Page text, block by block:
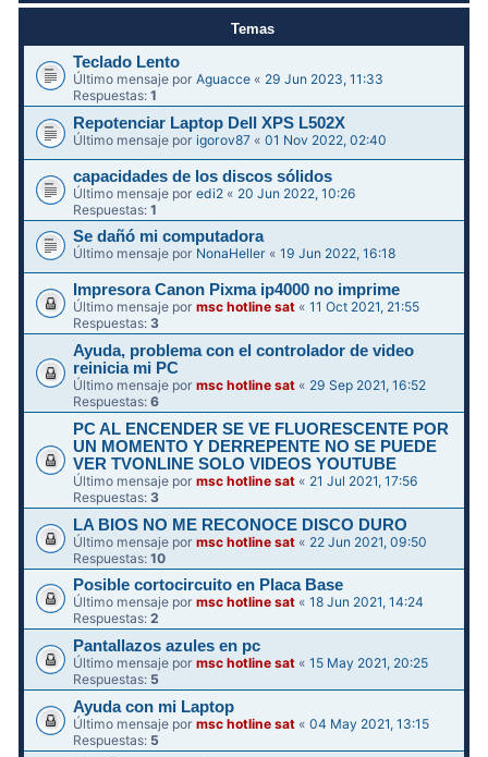
Temas
Teclado Lento
Último mensaje porAguacce « 29 Jun 2023, 11:33
Respuestas:1
Repotenciar Laptop Dell XPS L502X
Último mensaje porigorov87 «01 Nov 2022, 02:40
capacidades de los discos sólidos
Último mensaje poredi2 « 20 Jun 2022, 10:26
Respuestas:1
Se dañó mi computadora
Último mensaje por NonaHeller «19 Jun 2022, 16:18
Impresora Canon Pixma ip4000 no imprime
Último mensaje pormsc hotline sat «11 Oct 2021, 21:55
Respuestas:3
Ayuda, problema con el controlador de video
reinicia mi PC
Último mensaje pormsc hotline sat « 29 Sep 2021, 16:52
Respuestas:6
PC AL ENCENDER SE VE FLUORESCENTE POR
UN MOMENTO Y DERREPENTE NO SE PUEDE
VER TVONLINE SOLO VIDEOS YOUTUBE
Último mensaje pormsc hotline sat « 21 Jul 2021, 17:56
Respuestas:3
LA BIOS NO ME RECONOCE DISCO DURO
Último mensaje pormsc hotline sat « 22 Jun 2021, 09:50
Respuestas:10
Posible cortocircuito en Placa Base
Último mensaje pormsc hotline sat «18 Jun 2021, 14:24
Respuestas:2
Pantallazos azules en pc
Último mensaje pormsc hotline sat «15 May 2021, 20:25
Respuestas: 5
Ayuda con mi Laptop
Último mensaje pormsc hotline sat «04 May 2021, 13:15
Respuestas: 5